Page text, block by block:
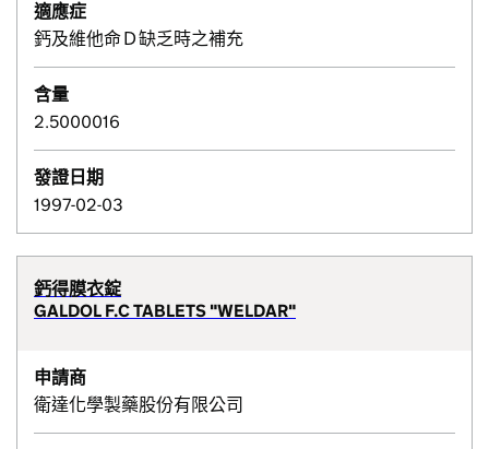
適應症
鈣及維他命Ｄ缺乏時之補充
含量
2.5000016
發證日期
1997-02-03
鈣得膜衣錠
GALDOL F.C TABLETS "WELDAR"
申請商
衛達化學製藥股份有限公司